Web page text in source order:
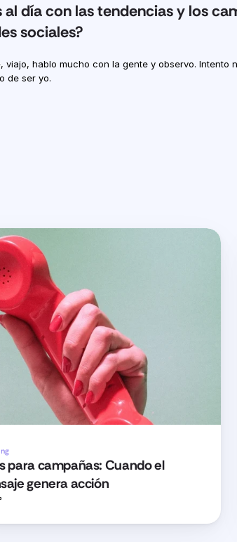
día con las tendencias y los
sociales?
viajo, hablo mucho con la gente y observo. Intento
de ser yo.
para campañas: Cuando el
genera acción